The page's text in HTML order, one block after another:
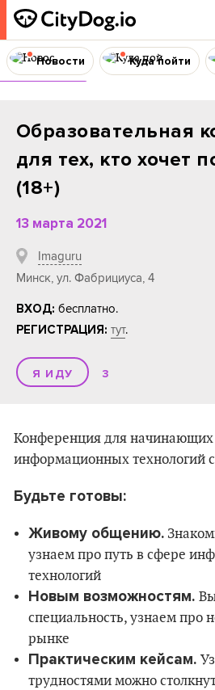
Новости Куда пойти
Конференция
Образовательная
для тех, кто хочет
(18+)
13 марта 2021
Imaguru
Минск, ул. Фабрициуса, 4
ВХОД: бесплатно.
РЕГИСТРАЦИЯ: тут.
3
Конференция для начинающих
информационных технологий
Будьте готовы:
Живому общению.
узнаем про путь в сфере
технологий
Новым возможностям.
специальность, узнаем про
рынке
Практическим кейсам.
трудностями можно